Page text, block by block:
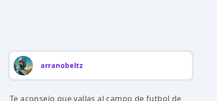
arranobeltz
Te aconsejo que vallas al campo de futbol de